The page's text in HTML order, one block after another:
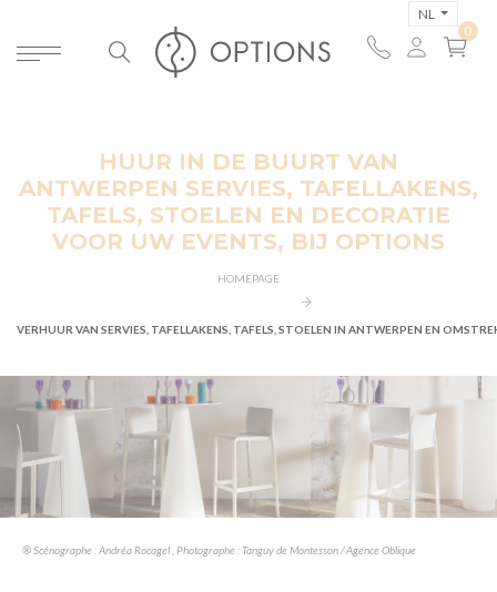
NL
HUUR IN DE BUURT VAN
ANTWERPEN SERVIES, TAFELLAKENS,
TAFELS, STOELEN EN DECORATIE
VOOR UW EVENTS, BIJ OPTIONS
HOMEPAGE
VERHUUR VAN SERVIES, TAFELLAKENS, TAFELS, STOELEN IN ANTWERPEN EN
® Scénographe : Andréa Rocagel , Photographe : Tanguy de Montesson / Agence Oblique